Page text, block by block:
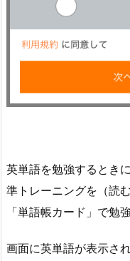
英単語を勉強するとき
準トレーニングを（読
「単語帳カード」で勉
画面に英単語が表示さ